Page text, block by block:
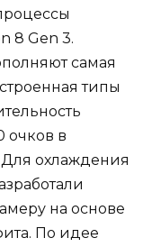
8 Gen 3.
самая
типы
очков в
Для охлаждения
на основе
По идее